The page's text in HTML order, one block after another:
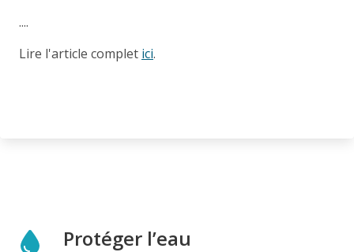
....
Lire l'article complet ici.
Protéger l’eau